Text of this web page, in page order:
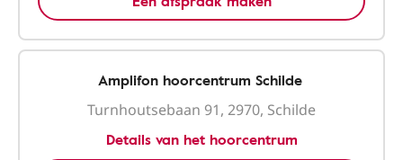
Amplifon hoorcentrum Schilde
Turnhoutsebaan 91, 2970, Schilde
Details van het hoorcentrum